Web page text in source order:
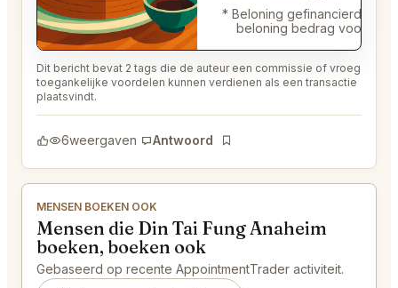
* Beloning gefinancierd door
beloning bedrag voor
Dit bericht bevat 2 tags die de auteur een commissie of vroeg
toegankelijke voordelen kunnen verdienen als een transactie
plaatsvindt.
6weergaven Antwoord
Bladwijzer
MENSEN BOEKEN OOK
Mensen die Din Tai Fung Anaheim
boeken, boeken ook
Gebaseerd op recente AppointmentTrader activiteit.